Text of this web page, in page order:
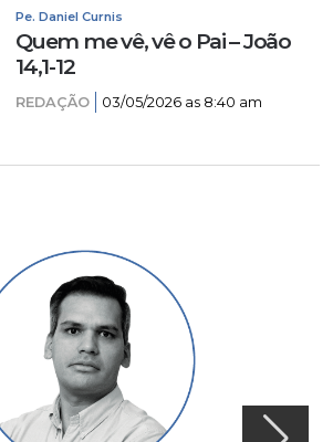
Pe. Daniel Curnis
Quem me vê, vê o Pai – João
14,1-12
REDAÇÃO 03/05/2026 as 8:40 am